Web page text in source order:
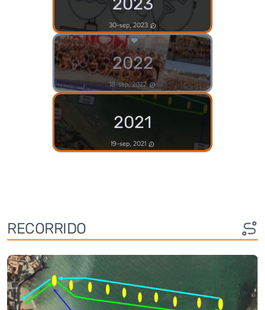
30-sep, 2023
1
2022
18-sep, 2022
2021
19-sep, 2021
RECORRIDO